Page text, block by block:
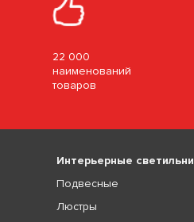
22 000
наименований
товаров
Интерьерные
Подвесные
Люстры